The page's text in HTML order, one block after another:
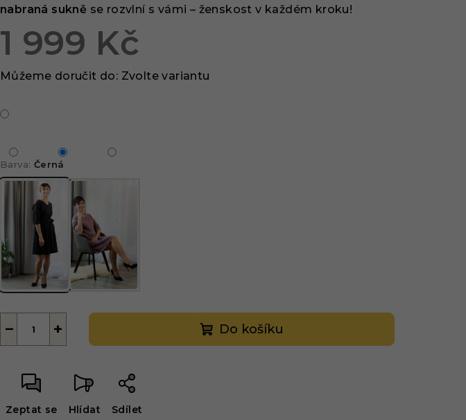
5
nabraná sukně se rozvlní s vámi – ženskost v každém kroku!
Barva: Černá
1 999 Kč
Měrná
Můžeme doručit do: Zvolte variantu
+
− Do košíku
Zeptat se Hlídat Sdílet